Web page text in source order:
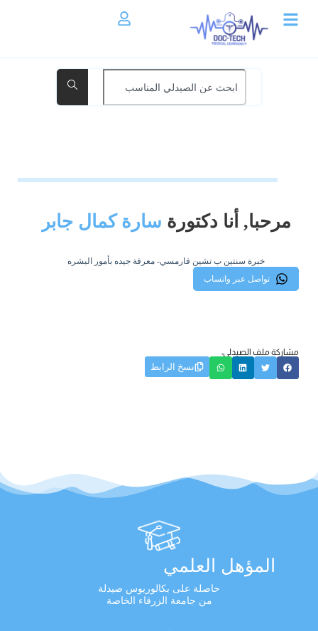
مرحبا, أنا دكتورة سارة كمال جابر
خبرة سنتين ب تشين فارمسي- معرفة جيده بأمور البشره
تواصل عبر واتساب
مشاركة ملف الصيدلي:
نسخ الرابط
المؤهل العلمي
حاصلة على بكالوريوس صيدلة
من جامعة الزرقاء الخاصة